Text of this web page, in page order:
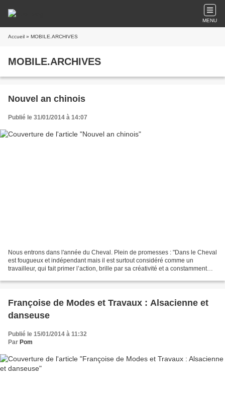
MENU
Accueil » MOBILE.ARCHIVES
MOBILE.ARCHIVES
Nouvel an chinois
Publié le 31/01/2014 à 14:07
Nous entrons dans l'année du Cheval. Plein de promesses : "Dans le Cheval
est fougueux et indépendant mais il est surtout considéré comme un
travailleur, qui fait primer l’action, brille par sa créativité et a constamment
Françoise de Modes et Travaux : Alsacienne et
danseuse
Publié le 15/01/2014 à 11:32
Par Pom